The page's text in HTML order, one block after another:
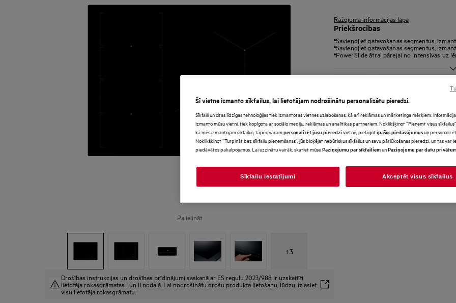
Palielināt
+3
Drošības instrukcijas un drošības brīdinājumi saskaņā ar ES regulu 2023/988 ir uzskaitīti
lietotāja rokasgrāmatas I un II nodaļā. Lai nodrošinātu drošu produkta lietošanu, lūdzu, izlasiet
visu lietotāja rokasgrāmatu.
Ražojuma informācijas lapa
Priekšrocības
Savienojiet gatavošanas segmentus,
Savienojiet gatavošanas segmentus,
PowerSlide ātrai pārejai no intensīvas uz
*Produkta lapas galerijā
paredzēti tikai ilustratīviem
precīzi neatspoguļo šo
Šī vietne izmanto sīkfailus, lai lietotājam nodrošinātu personalizētu pieredzi.
Sīkfaili un citas līdzīgas tehnoloģijas tiek izmantotas vietnes uzlabošanas, kā arī reklāmas un mārketinga mērķiem.
izmanto mūsu vietni, tiek kopīgota ar sociālo mediju, reklāmas un analītikas partneriem. Noklikšķinot “Pieņemt visus
kā mēs izmantojam sīkfailus, tāpēc varampersonalizēt jūsu pieredzi vietnē, pielāgotīpašos piedāvājumusun
Noklikšķinot “Turpināt bez sīkfailu pieņemšanas”, jūs bloķējat nebūtiskus sīkfailus un savu pārlūkošanas pieredzi, un tas var
piedāvātos pakalpojumus. Lai uzzinātu vairāk, skatiet mūsuPaziņojumu par sīkfailiemunPaziņojumu par datu
Sīkfailu iestatījumi Akceptēt visus sīkfailus